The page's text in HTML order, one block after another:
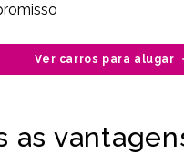
Ver carros para alugar
as